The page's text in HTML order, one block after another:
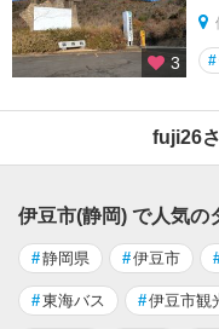
3 #
fuji26
伊豆市(静岡) で人気の
#静岡県 #伊豆市
#東海バス #伊豆市観